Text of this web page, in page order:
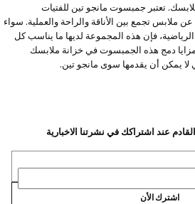
تعتبر جمبسوت مانجو تين للفتيات
ملابس تجمع بين الأناقة والراحة والعملية. سواء
فإن هذه المجموعة لديها ما يناسب كل
دمج هذه الجمبسوت في خزانة ملابسك
لا يمكن أن يقدمها سوى مانجو تين.
اشترك الأن